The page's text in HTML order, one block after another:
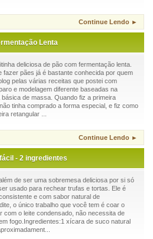
Continue Lendo ►
Lenta
deliciosa de pão com fermentação lenta.
fazer pães já é bastante conhecida por quem
pelas várias receitas que postei com
e modelagem diferente baseadas na
de massa. Quando fiz a primeira
tinha comprado a forma especial, e fiz como
retangular ...
Continue Lendo ►
- 2 ingredientes
de ser uma sobremesa deliciosa por si só
usado para rechear trufas e tortas. Ele é
e com sabor natural de
o único trabalho que você tem é coar o
com o leite condensado, não necessita de
fogo.Ingredientes:1 xícara de suco natural